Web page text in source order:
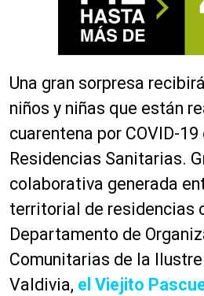
Una gran sorpresa
niños y niñas que están
cuarentena por COVID-19
Residencias Sanitarias.
colaborativa generada
territorial de residencias
Departamento de
Comunitarias de la
Valdivia, el Viejito